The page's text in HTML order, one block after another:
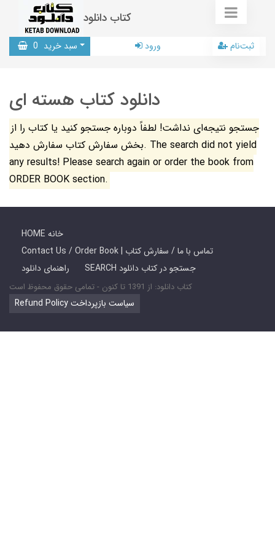
کتاب دانلود
سبد خرید 0 ورود ثبت‌نام
دانلود کتاب هسته ای
جستجو نتیجه‌ای نداشت! لطفاً دوباره جستجو کنید یا کتاب را از
بخش سفارش کتاب سفارش دهید. The search did not yield
any results! Please search again or order the book from
ORDER BOOK section.
HOME خانه
Contact Us / Order Book | تماس با ما / سفارش کتاب
راهنمای دانلود
SEARCH جستجو در کتاب دانلود
کتاب دانلود: از 1391 تا کنون - تمامی حقوق محفوظ است
Refund Policy سیاست بازپرداخت